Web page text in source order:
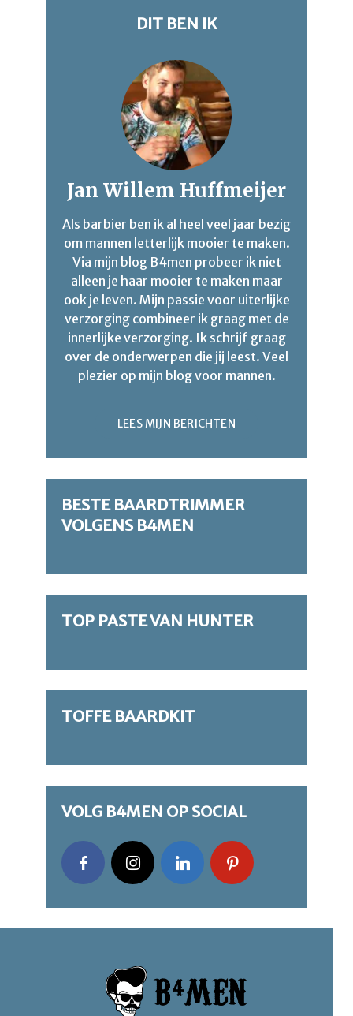
DIT BEN IK
Jan Willem Huffmeijer
Als barbier ben ik al heel veel jaar bezig
om mannen letterlijk mooier te maken.
Via mijn blog B4men probeer ik niet
alleen je haar mooier te maken maar
ook je leven. Mijn passie voor uiterlijke
verzorging combineer ik graag met de
innerlijke verzorging. Ik schrijf graag
over de onderwerpen die jij leest. Veel
plezier op mijn blog voor mannen.
LEES MIJN BERICHTEN
BESTE BAARDTRIMMER
VOLGENS B4MEN
TOP PASTE VAN HUNTER
TOFFE BAARDKIT
VOLG B4MEN OP SOCIAL